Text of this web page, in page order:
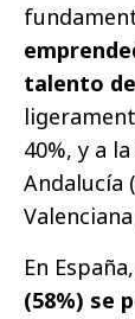
talento
40%, y a
Andalucía
En España,
(58%) se